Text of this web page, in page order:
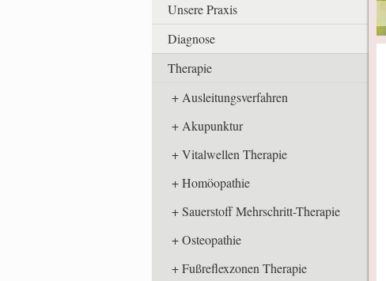
Unsere Praxis
Diagnose
Therapie
Ausleitungsverfahren
Akupunktur
Vitalwellen Therapie
Homöopathie
Sauerstoff Mehrschritt-Therapie
Osteopathie
Fußreflexzonen Therapie